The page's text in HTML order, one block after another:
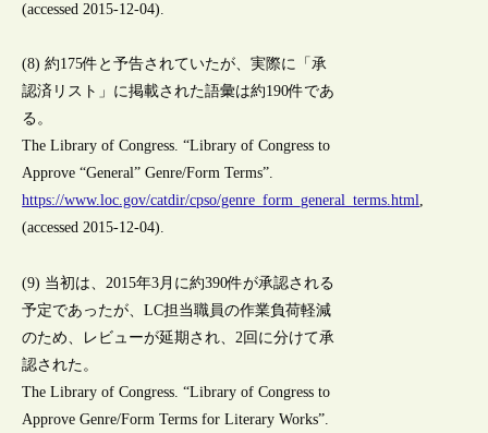
(accessed 2015-12-04).
(8) 約175件と予告されていたが、実際に「承
認済リスト」に掲載された語彙は約190件であ
る。
The Library of Congress. “Library of Congress to
Approve “General” Genre/Form Terms”.
https://www.loc.gov/catdir/cpso/genre_form_general_terms.html,
(accessed 2015-12-04).
(9) 当初は、2015年3月に約390件が承認される
予定であったが、LC担当職員の作業負荷軽減
のため、レビューが延期され、2回に分けて承
認された。
The Library of Congress. “Library of Congress to
Approve Genre/Form Terms for Literary Works”.